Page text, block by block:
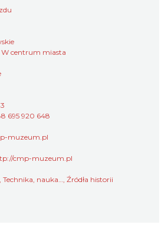
W centrum miasta
695 920 648
muzeum.pl
cmp-muzeum.pl
Technika, nauka… Źródła historii